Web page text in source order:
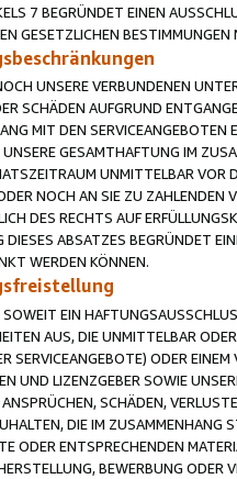
7 BEGRÜNDET EINEN
GESETZLICHEN
UNSERE VERBUNDENEN
SCHÄDEN AUFGRUND
MIT DEN SERVICEANGEBOTEN
GESAMTHAFTUNG IM
UNMITTELBAR VOR
NOCH AN SIE ZU ZAHLENDEN
DES RECHTS AUF
DIESES ABSATZES BEGRÜNDET
WERDEN KÖNNEN.
EIN
AUS, DIE UNMITTELBAR
SERVICEANGEBOTE) ODER
UND LIZENZGEBER SOWIE
SCHÄDEN,
DIE IM ZUSAMMENHANG
ODER ENTSPRECHENDEN
BEWERBUNG ODER